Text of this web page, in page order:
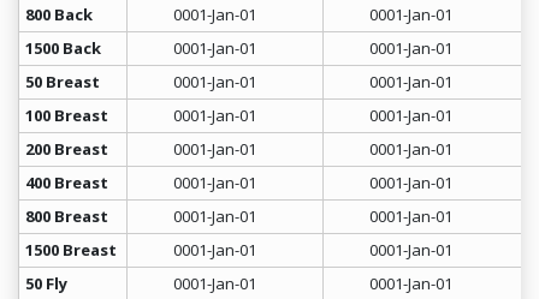
800 Back
0001-Jan-01
0001-Jan-01
1500 Back
0001-Jan-01
0001-Jan-01
50 Breast
0001-Jan-01
0001-Jan-01
100 Breast
0001-Jan-01
0001-Jan-01
200 Breast
0001-Jan-01
0001-Jan-01
400 Breast
0001-Jan-01
0001-Jan-01
800 Breast
0001-Jan-01
0001-Jan-01
1500 Breast
0001-Jan-01
0001-Jan-01
50 Fly
0001-Jan-01
0001-Jan-01